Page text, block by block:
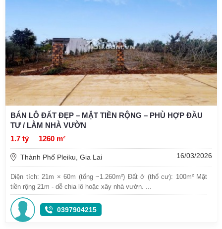
BÁN LÔ ĐẤT ĐẸP – MẶT TIỀN RỘNG – PHÙ HỢP ĐẦU
TƯ / LÀM NHÀ VƯỜN
1.7 tỷ
1260 m²
Thành Phố Pleiku, Gia Lai 16/03/2026
Diện tích: 21m × 60m (tổng ~1.260m²) Đất ở (thổ cư): 100m² Mặt
tiền rộng 21m - dễ chia lô hoặc xây nhà vườn. ...
0397904215